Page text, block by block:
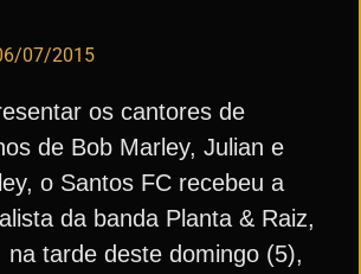
07/2015
os cantores de
de Bob Marley, Julian e
o Santos FC recebeu a
da banda Planta & Raiz,
na tarde deste domingo (5),